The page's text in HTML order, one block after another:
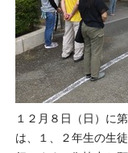
１２月８日（日）に
は、１、２年生の生